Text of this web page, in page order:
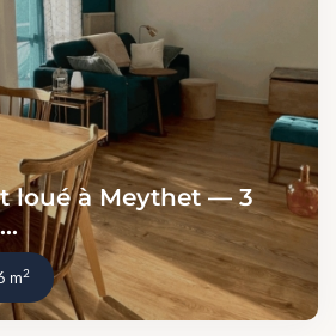
loué à Meythet — 3
m2